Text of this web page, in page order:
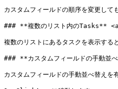
カスタムフィールドの順序を変更し
### **複数のリスト内の
複数のリストにあるタスクを表示する
### **カスタムフィールドの手
カスタムフィールドの手動並べ替えを